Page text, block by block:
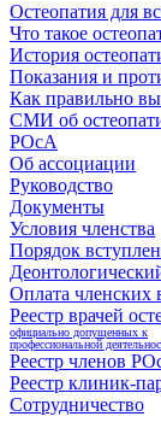
Остеопатия для
Что такое
История
Показания и
Как правильно
СМИ об
РОсА
Об ассоциации
Руководство
Документы
Условия членства
Порядок
Оплата членских
Реестр врачей
официально допущенных к
профессиональной
Реестр членов
Реестр клиник-
Сотрудничество